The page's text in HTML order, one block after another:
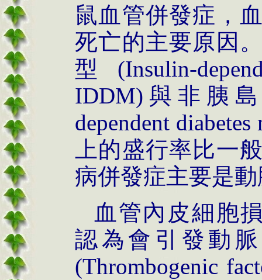
鼠血管併發症，
死亡的主要原因
型(Insulin-
IDDM)與非胰
dependent
上的盛行率比一
病併發症主要是
血管內皮細胞
認為會引發動
(Thrombogenic